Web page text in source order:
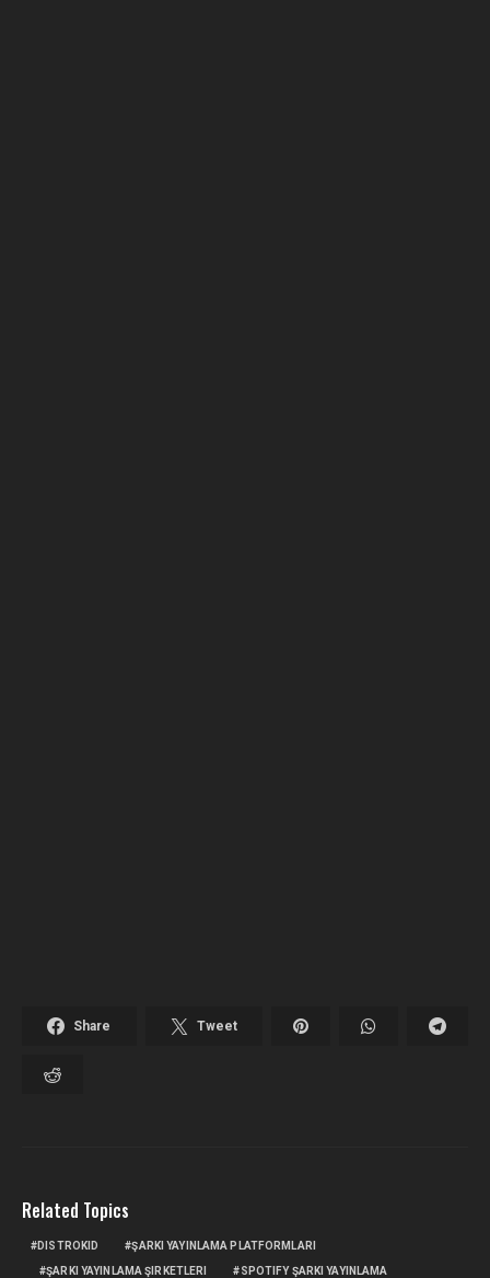
Share Tweet
Related Topics
DISTROKID ŞARKI YAYINLAMA PLATFORMLARI
ŞARKI YAYINLAMA ŞIRKETLERI SPOTIFY ŞARKI YAYINLAMA